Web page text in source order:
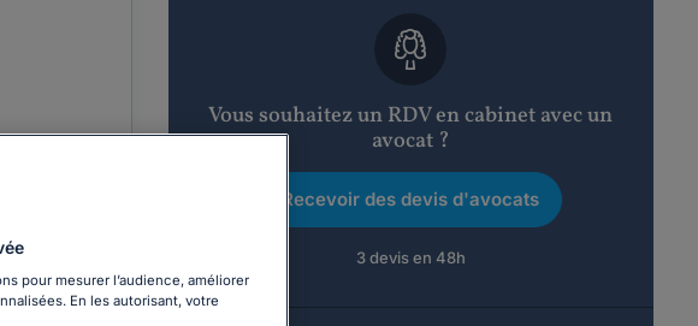
Vous souhaitez un RDV en cabinet avec un
avocat ?
Recevoir des devis d'avocats
3 devis en 48h
pour mesurer l’audience, améliorer
En les autorisant, votre